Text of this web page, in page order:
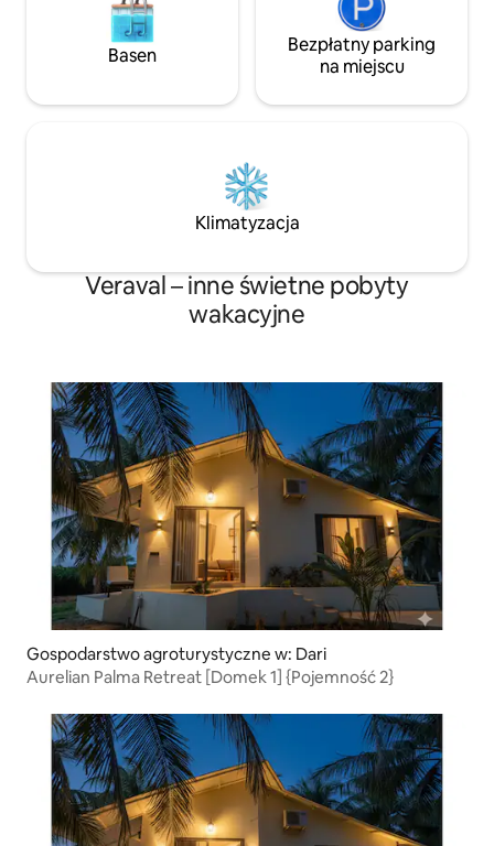
Basen
Bezpłatny parking
na miejscu
Klimatyzacja
Veraval – inne świetne pobyty
wakacyjne
Gospodarstwo agroturystyczne w: Dari
Aurelian Palma Retreat [Domek 1] {Pojemność 2}